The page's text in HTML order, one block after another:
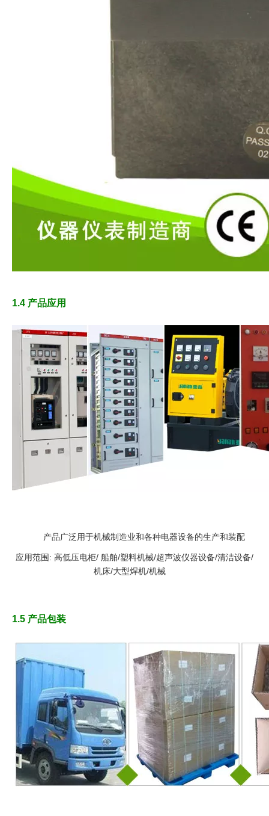
1.4 产品应用
产品广泛用于机械制造业和各种电器设备的生产和装配
应用范围: 高低压电柜/ 船舶/塑料机械/超声波仪器设备/清洁设备/
机床/大型焊机/机械
1.5 产品包装